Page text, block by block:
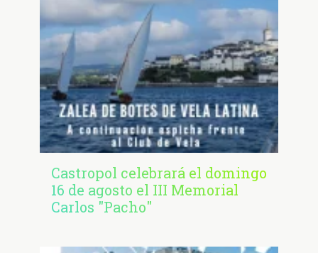
Castropol celebrará el domingo
16 de agosto el III Memorial
Carlos "Pacho"